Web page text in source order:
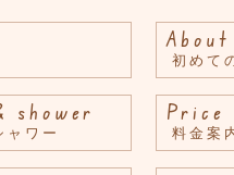
About
初めて
shower
ャワー
Price
料金案